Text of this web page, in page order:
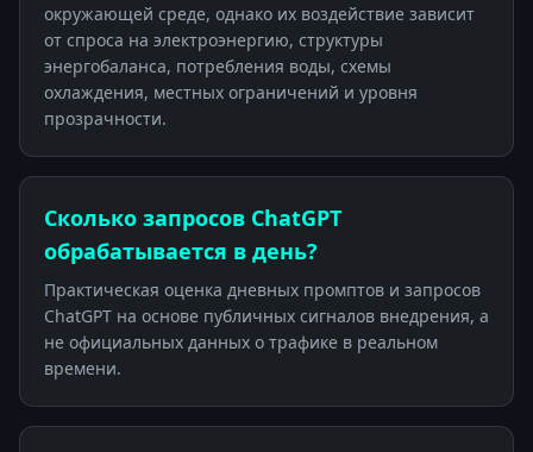
окружающей среде, однако их воздействие зависит
от спроса на электроэнергию, структуры
энергобаланса, потребления воды, схемы
охлаждения, местных ограничений и уровня
прозрачности.
Сколько запросов ChatGPT
обрабатывается в день?
Практическая оценка дневных промптов и запросов
ChatGPT на основе публичных сигналов внедрения, а
не официальных данных о трафике в реальном
времени.